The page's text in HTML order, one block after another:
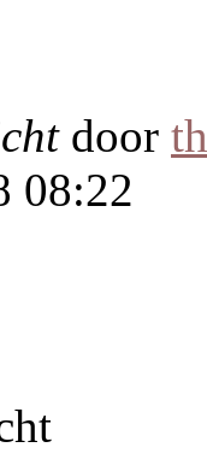
door
08:22